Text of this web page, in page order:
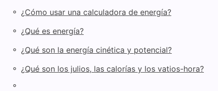
◦ ¿Cómo usar una calculadora de energía?
◦ ¿Qué es energía?
◦ ¿Qué son la energía cinética y potencial?
◦ ¿Qué son los julios, las calorías y los vatios-hora?
◦